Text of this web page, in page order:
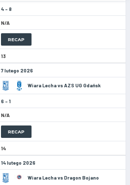
4 - 8
N/A
RECAP
13
7 lutego 2026
Wiara Lecha vs AZS UG Gdańsk
6 - 1
N/A
RECAP
14
14 lutego 2026
Wiara Lecha vs Dragon Bojano